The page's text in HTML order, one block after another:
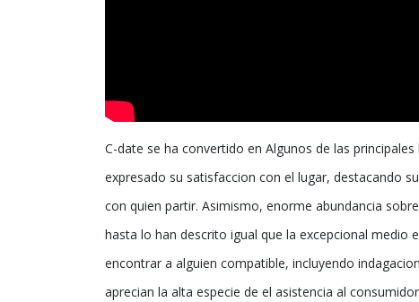
C-date se ha convertido en Algunos de las
expresado su satisfaccion con el lugar, destacando
con quien partir. Asimismo, enorme abundancia
hasta lo han descrito igual que la excepcional medio
encontrar a alguien compatible, incluyendo
aprecian la alta especie de el asistencia al